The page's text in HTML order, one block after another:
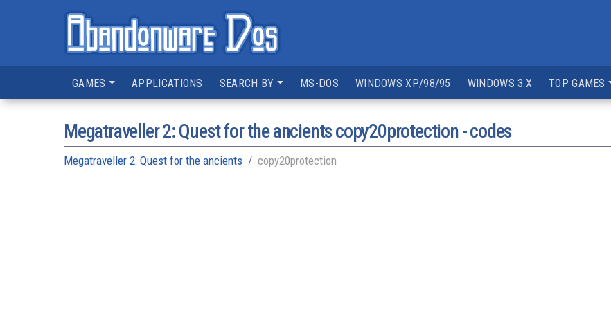
GAMES APPLICATIONS SEARCH BY MS-DOS WINDOWS XP/98/95 WINDOWS 3.X TOP GAMES
Megatraveller 2: Quest for the ancients copy20protection - codes
Megatraveller 2: Quest for the ancients copy20protection